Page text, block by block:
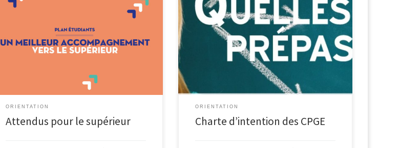
Le plan étudiants, présenté par le gouvernement le
30 octobre 2017, vise à améliorer l’orientation et la
réussite des bacheliers dans l’enseignement
supérieur. Dans cette optique, il prévoit que toutes
ORIENTATION
Attendus pour le supérieur
Le mercredi 15 novembre 2017, M. LOCICIRO,
proviseur du campus de Coulommiers, M. SAVRE,
proviseur du lycée Henri Moissan à Meaux, M.
CARTON, proviseur du lycée Pierre de Coubertin à
ORIENTATION
Charte d’intention des CPGE